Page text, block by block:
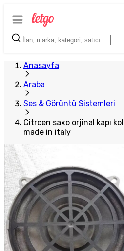
Anasayfa
Araba
Ses & Görüntü Sistemleri
Citroen saxo orjinal kapı
made in italy